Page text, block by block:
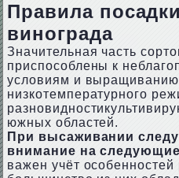
Правила
винограда
Значительная часть
приспособлены к
условиям и выращиванию
низкотемпературного
южных областей.
При высаживании
внимание на
важен учёт особенностей